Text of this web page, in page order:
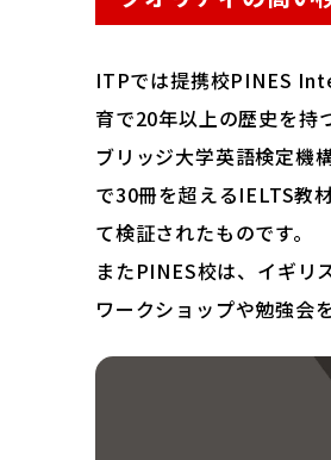
ITPでは提携校PINES
育で20年以上の歴史を
ブリッジ大学英語検定機
で30冊を超えるIELTS教
て検証されたものです。
またPINES校は、イギ
ワークショップや勉強会